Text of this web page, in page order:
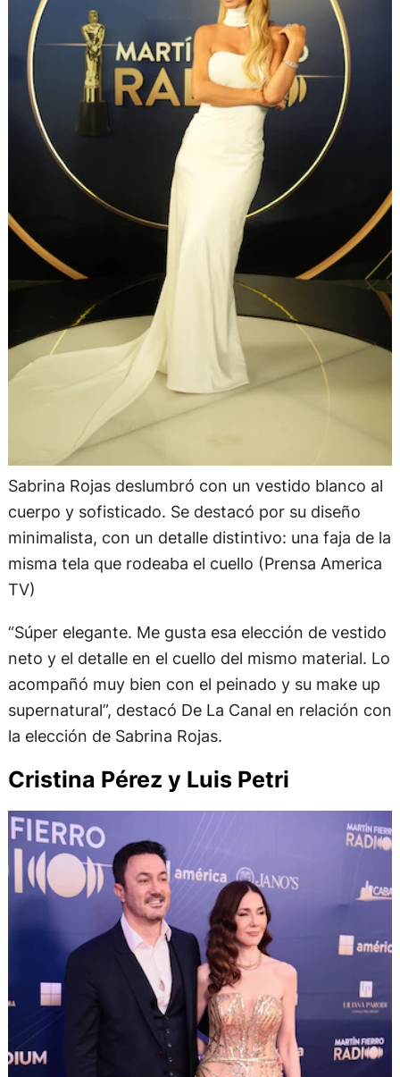
Sabrina Rojas deslumbró con un vestido blanco al
cuerpo y sofisticado. Se destacó por su diseño
minimalista, con un detalle distintivo: una faja de la
misma tela que rodeaba el cuello (Prensa America
TV)
“Súper elegante. Me gusta esa elección de vestido
neto y el detalle en el cuello del mismo material. Lo
acompañó muy bien con el peinado y su make up
supernatural”, destacó De La Canal en relación con
la elección de Sabrina Rojas.
Cristina Pérez y Luis Petri